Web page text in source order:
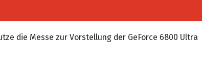
die Messe zur Vorstellung der GeForce 6800 Ultra